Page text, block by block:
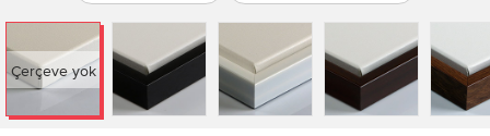
Çerçeve yok